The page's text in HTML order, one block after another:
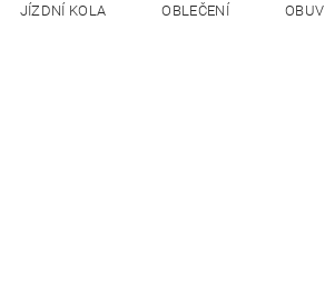
JÍZDNÍ KOLA OBLEČENÍ OBUV